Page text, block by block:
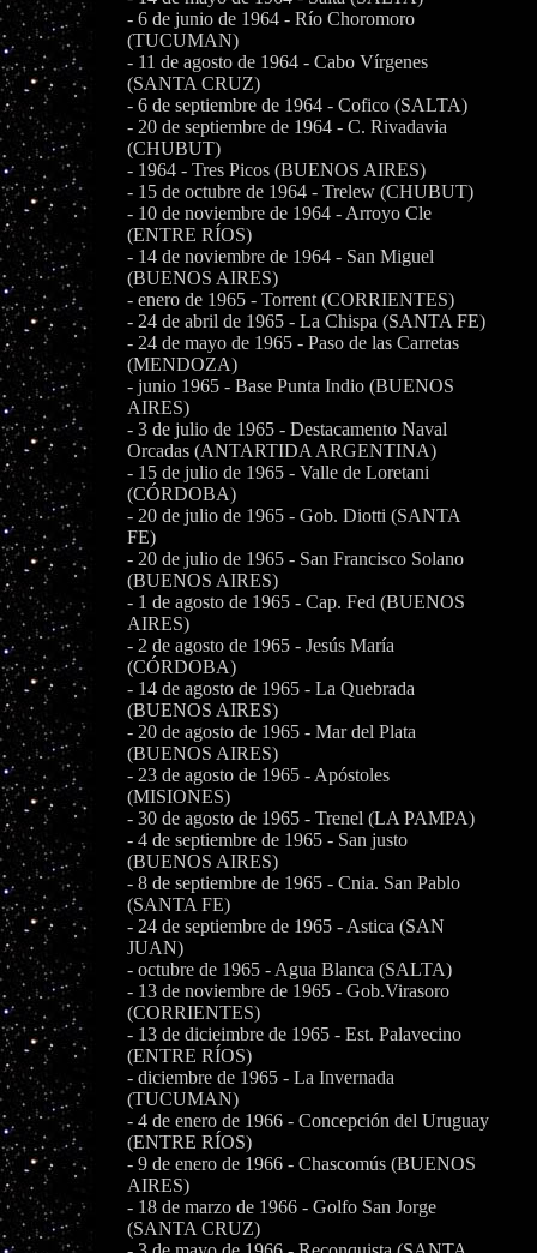
- 6 de junio de 1964 - Río Choromoro
(TUCUMAN)
- 11 de agosto de 1964 - Cabo Vírgenes
(SANTA CRUZ)
- 6 de septiembre de 1964 - Cofico (SALTA)
- 20 de septiembre de 1964 - C. Rivadavia
(CHUBUT)
- 1964 - Tres Picos (BUENOS AIRES)
- 15 de octubre de 1964 - Trelew (CHUBUT)
- 10 de noviembre de 1964 - Arroyo Cle
(ENTRE RÍOS)
- 14 de noviembre de 1964 - San Miguel
(BUENOS AIRES)
- enero de 1965 - Torrent (CORRIENTES)
- 24 de abril de 1965 - La Chispa (SANTA FE)
- 24 de mayo de 1965 - Paso de las Carretas
(MENDOZA)
- junio 1965 - Base Punta Indio (BUENOS
AIRES)
- 3 de julio de 1965 - Destacamento Naval
Orcadas (ANTARTIDA ARGENTINA)
- 15 de julio de 1965 - Valle de Loretani
(CÓRDOBA)
- 20 de julio de 1965 - Gob. Diotti (SANTA
FE)
- 20 de julio de 1965 - San Francisco Solano
(BUENOS AIRES)
- 1 de agosto de 1965 - Cap. Fed (BUENOS
AIRES)
- 2 de agosto de 1965 - Jesús María
(CÓRDOBA)
- 14 de agosto de 1965 - La Quebrada
(BUENOS AIRES)
- 20 de agosto de 1965 - Mar del Plata
(BUENOS AIRES)
- 23 de agosto de 1965 - Apóstoles
(MISIONES)
- 30 de agosto de 1965 - Trenel (LA PAMPA)
- 4 de septiembre de 1965 - San justo
(BUENOS AIRES)
- 8 de septiembre de 1965 - Cnia. San Pablo
(SANTA FE)
- 24 de septiembre de 1965 - Astica (SAN
JUAN)
- octubre de 1965 - Agua Blanca (SALTA)
- 13 de noviembre de 1965 - Gob.Virasoro
(CORRIENTES)
- 13 de dicieimbre de 1965 - Est. Palavecino
(ENTRE RÍOS)
- diciembre de 1965 - La Invernada
(TUCUMAN)
- 4 de enero de 1966 - Concepción del Uruguay
(ENTRE RÍOS)
- 9 de enero de 1966 - Chascomús (BUENOS
AIRES)
- 18 de marzo de 1966 - Golfo San Jorge
(SANTA CRUZ)